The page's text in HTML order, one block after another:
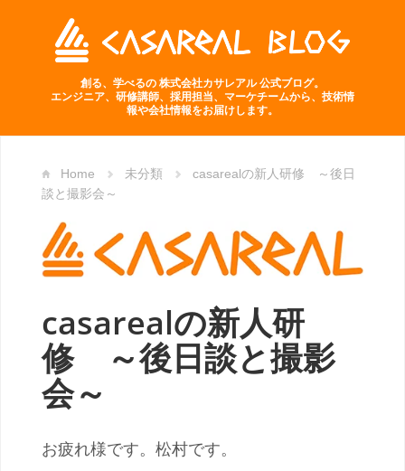
創る、学べるの 株式会社カサレアル 公式ブログ。
エンジニア、研修講師、採用担当、マーケチームから、技術情
報や会社情報をお届けします。
Home 未分類
casarealの新人研修 ～後日
談と撮影会～
casarealの新人研
修 ～後日談と撮影
会～
お疲れ様です。松村です。